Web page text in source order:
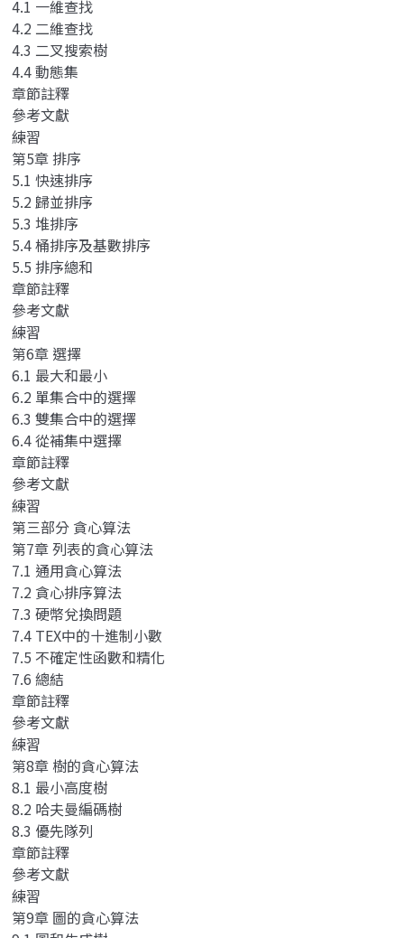
4.1 一維查找
4.2 二維查找
4.3 二叉搜索樹
4.4 動態集
章節註釋
參考文獻
練習
第5章 排序
5.1 快速排序
5.2 歸並排序
5.3 堆排序
5.4 桶排序及基數排序
5.5 排序總和
章節註釋
參考文獻
練習
第6章 選擇
6.1 最大和最小
6.2 單集合中的選擇
6.3 雙集合中的選擇
6.4 從補集中選擇
章節註釋
參考文獻
練習
第三部分 貪心算法
第7章 列表的貪心算法
7.1 通用貪心算法
7.2 貪心排序算法
7.3 硬幣兌換問題
7.4 TEX中的十進制小數
7.5 不確定性函數和精化
7.6 總結
章節註釋
參考文獻
練習
第8章 樹的貪心算法
8.1 最小高度樹
8.2 哈夫曼編碼樹
8.3 優先隊列
章節註釋
參考文獻
練習
第9章 圖的貪心算法